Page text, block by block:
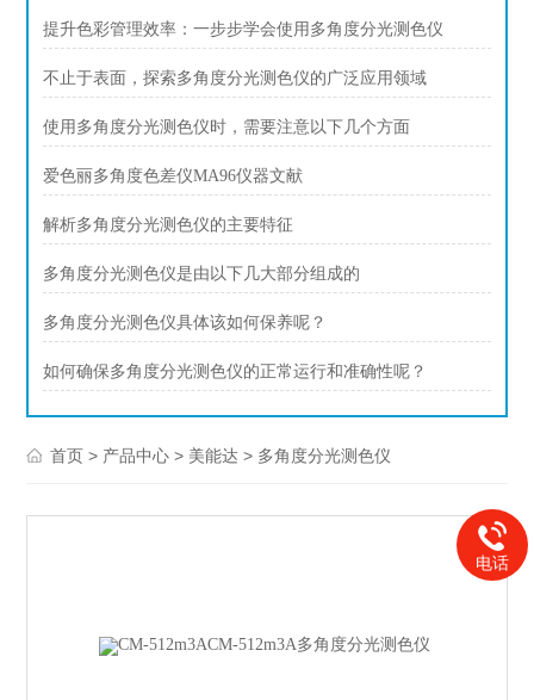
提升色彩管理效率：一步步学会使用多角度分光测色仪
不止于表面，探索多角度分光测色仪的广泛应用领域
使用多角度分光测色仪时，需要注意以下几个方面
爱色丽多角度色差仪MA96仪器文献
解析多角度分光测色仪的主要特征
多角度分光测色仪是由以下几大部分组成的
多角度分光测色仪具体该如何保养呢？
如何确保多角度分光测色仪的正常运行和准确性呢？
首页 > 产品中心 > 美能达 > 多角度分光测色仪
电话